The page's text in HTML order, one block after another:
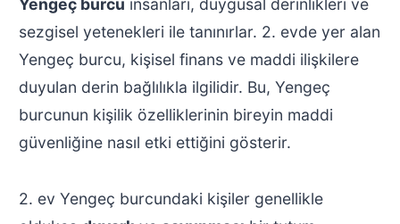
Yengeç burcu insanları, duygusal derinlikleri ve
sezgisel yetenekleri ile tanınırlar. 2. evde yer alan
Yengeç burcu, kişisel finans ve maddi ilişkilere
duyulan derin bağlılıkla ilgilidir. Bu, Yengeç
burcunun kişilik özelliklerinin bireyin maddi
güvenliğine nasıl etki ettiğini gösterir.
2. ev Yengeç burcundaki kişiler genellikle